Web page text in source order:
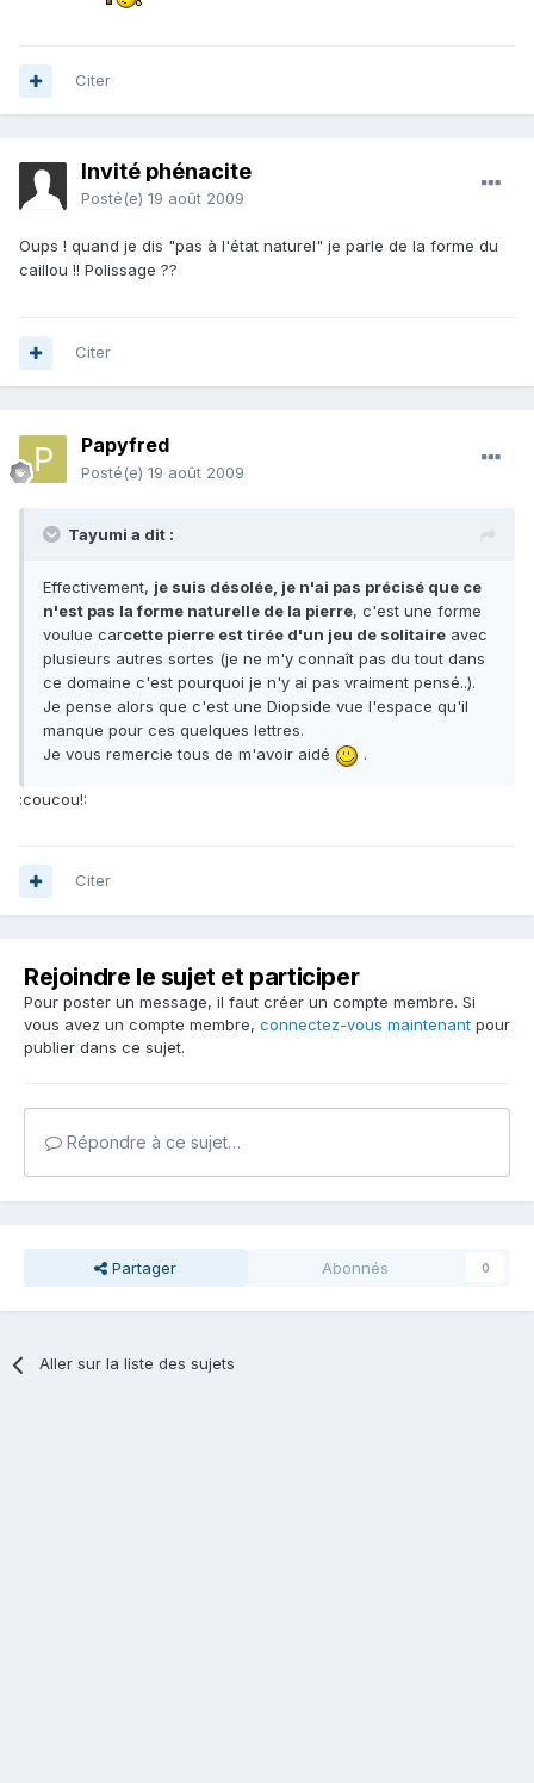
Citer
Invité phénacite
Posté(e) 19 août 2009
Oups ! quand je dis "pas à l'état naturel" je parle de la forme du
caillou !! Polissage ??
Citer
Papyfred
Posté(e) 19 août 2009
Tayumi a dit :
Effectivement, je suis désolée, je n'ai pas précisé que ce
n'est pas la forme naturelle de la pierre, c'est une forme
voulue carcette pierre est tirée d'un jeu de solitaire avec
plusieurs autres sortes (je ne m'y connaît pas du tout dans
ce domaine c'est pourquoi je n'y ai pas vraiment pensé..).
Je pense alors que c'est une Diopside vue l'espace qu'il
manque pour ces quelques lettres.
Je vous remercie tous de m'avoir aidé
.
:coucou!:
Citer
Rejoindre le sujet et participer
Pour poster un message, il faut créer un compte membre. Si
vous avez un compte membre, connectez-vous maintenant pour
publier dans ce sujet.
Répondre à ce sujet…
Partager Abonnés 0
Aller sur la liste des sujets